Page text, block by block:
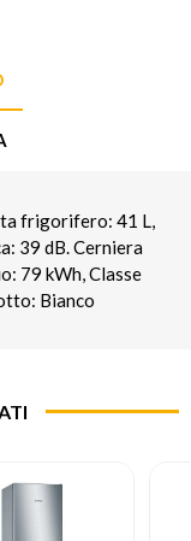
frigorifero: 41 L,
39 dB. Cerniera
79 kWh, Classe
Bianco